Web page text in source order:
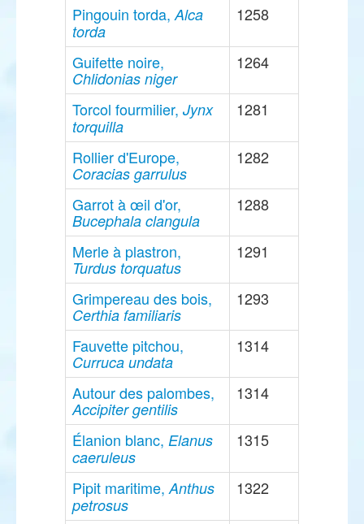
Pingouin torda,Alca
torda
1258
Guifette noire,
Chlidonias niger
1264
Torcol fourmilier, Jynx
torquilla
1281
Rollier d'Europe,
Coracias garrulus
1282
Garrot à œil d'or,
Bucephala clangula
1288
Merle à plastron,
Turdus torquatus
1291
Grimpereau des bois,
Certhia familiaris
1293
Fauvette pitchou,
Curruca undata
1314
Autour des palombes,
Accipiter gentilis
1314
Élanion blanc, Elanus
caeruleus
1315
Pipit maritime,Anthus
petrosus
1322